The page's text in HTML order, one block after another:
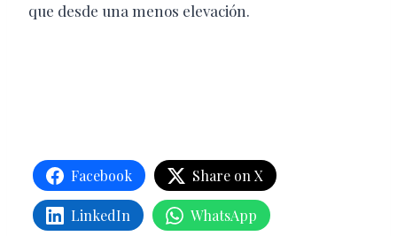
que desde una menos elevación.
Facebook Share on X
LinkedIn WhatsApp